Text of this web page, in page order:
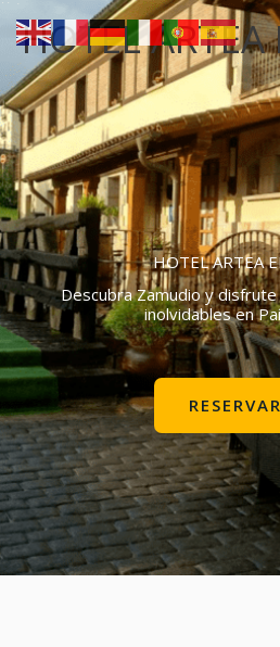
contenido
HOTEL ARTEA
HOTEL ARTEA
Descubra Zamudio y
inolvidables en
RESERVAR